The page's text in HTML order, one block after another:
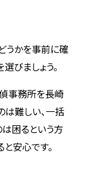
うかを事前に確
びましょう。
事務所を長崎
難しい、一括
困るという方
と安心です。